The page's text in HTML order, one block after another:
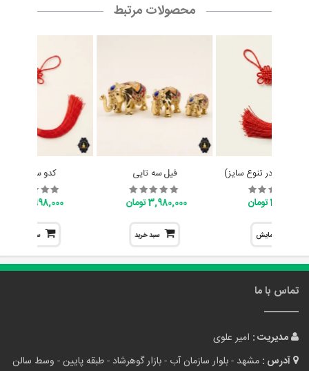
محصولات مرتبط
(در تنوع سایز)
398,000 تومان
نمایش
فیل سه تایی
3,980,000 تومان
سبد خرید
کدو سلامتی
998,000 تومان
سبد خرید
تماس با ما
مدیریت : امیر علوی
آدرس : مشهد - بلوار سازمان آب - بازار گوهرشاد - طبقه پایین - وسط سالن